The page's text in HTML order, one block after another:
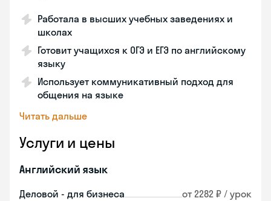
Работала в высших учебных заведениях и
школах
Готовит учащихся к ОГЭ и ЕГЭ по английскому
языку
Использует коммуникативный подход для
общения на языке
Читать дальше
Услуги и цены
Английский язык
Деловой - для бизнеса от 2282 ₽ / урок